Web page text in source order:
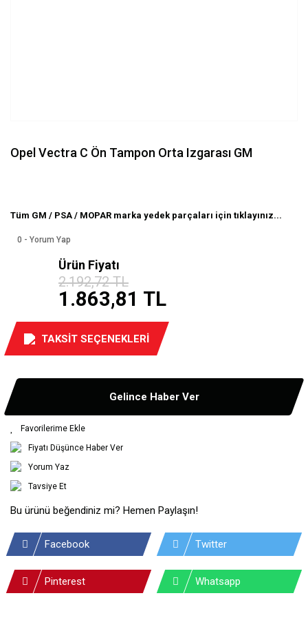
Opel Vectra C Ön Tampon Orta Izgarası GM
Tüm GM / PSA / MOPAR marka yedek parçaları için tıklayınız...
0 - Yorum Yap
Ürün Fiyatı
2.192,72 TL
1.863,81 TL
TAKSİT SEÇENEKLERİ
Gelince Haber Ver
Fiyatı Düşünce Haber Ver
Yorum Yaz
Tavsiye Et
Bu ürünü beğendiniz mi? Hemen Paylaşın!
Facebook Twitter
Pinterest Whatsapp